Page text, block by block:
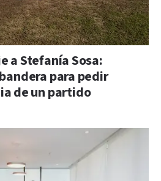
a Stefanía Sosa:
para pedir
de un partido